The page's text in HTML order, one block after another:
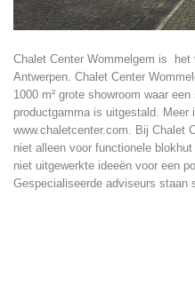
Chalet Center Wommelgem is het
Antwerpen. Chalet Center
1000 m² grote showroom waar
productgamma is uitgestald. Meer
www.chaletcenter.com. Bij Chalet
niet alleen voor functionele
niet uitgewerkte ideeën voor een
Gespecialiseerde adviseurs staan